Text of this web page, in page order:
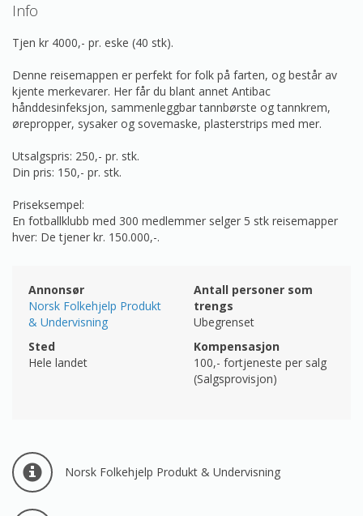
Info
Tjen kr 4000,- pr. eske (40 stk).
Denne reisemappen er perfekt for folk på farten, og består av
kjente merkevarer. Her får du blant annet Antibac
hånddesinfeksjon, sammenleggbar tannbørste og tannkrem,
ørepropper, sysaker og sovemaske, plasterstrips med mer.
Utsalgspris: 250,- pr. stk.
Din pris: 150,- pr. stk.
Priseksempel:
En fotballklubb med 300 medlemmer selger 5 stk reisemapper
hver: De tjener kr. 150.000,-.
Annonsør
Norsk Folkehjelp Produkt
& Undervisning
Sted
Hele landet
Antall personer som
trengs
Ubegrenset
Kompensasjon
100,- fortjeneste per salg
(Salgsprovisjon)
Norsk Folkehjelp Produkt & Undervisning